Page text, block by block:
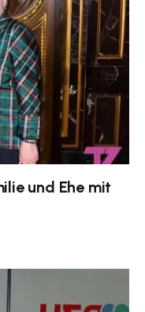
und Ehe mit